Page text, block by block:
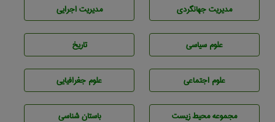
مديريت جهانگردی مديريت اجرايی
علوم سياسی تاريخ
علوم اجتماعی علوم جغرافيايی
مجموعه محيط زيست باستان شناسی